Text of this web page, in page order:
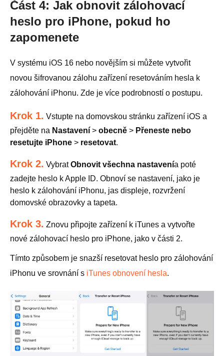
Část 4: Jak obnovit zálohovací
heslo pro iPhone, pokud ho
zapomenete
V systému iOS 16 nebo novějším si můžete vytvořit
novou šifrovanou zálohu zařízení resetováním hesla k
zálohování iPhonu. Zde je více podrobností o postupu.
Krok 1. Vstupte na domovskou stránku zařízení iOS a
přejděte na Nastavení > obecně > Přeneste nebo
resetujte iPhone > resetovat.
Krok 2. VybratObnovit všechna nastavenía poté
zadejte heslo k Apple ID. Obnoví se nastavení, jako je
heslo k zálohování iPhonu, jas displeje, rozvržení
domovské obrazovky a tapeta.
Krok 3. Znovu připojte zařízení k iTunes a vytvořte
nové zálohovací heslo pro iPhone, jako v části 2.
Tímto způsobem je snazší resetovat heslo pro zálohování
iPhonu ve srovnání s iTunes obnovení hesla.